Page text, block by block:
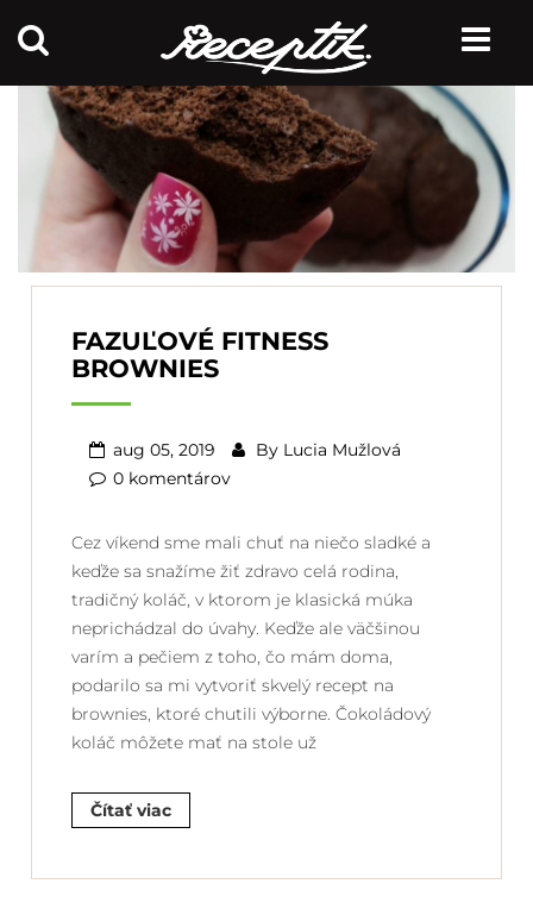
FAZUĽOVÉ FITNESS
BROWNIES
aug 05, 2019 By Lucia Mužlová
0 komentárov
Cez víkend sme mali chuť na niečo sladké a
keďže sa snažíme žiť zdravo celá rodina,
tradičný koláč, v ktorom je klasická múka
neprichádzal do úvahy. Keďže ale väčšinou
varím a pečiem z toho, čo mám doma,
podarilo sa mi vytvoriť skvelý recept na
brownies, ktoré chutili výborne. Čokoládový
koláč môžete mať na stole už
Čítať viac